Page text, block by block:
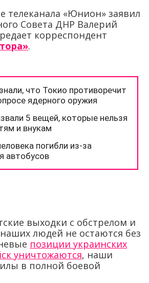
телеканала «Юнион» заявил
Совета ДНР Валерий
корреспондент
.
выходки с обстрелом и
людей не остаются без
позиции украинских
уничтожаются, наши
в полной боевой